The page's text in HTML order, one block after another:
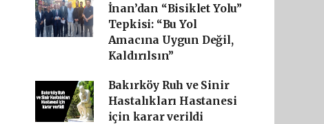
İnan’dan “Bisiklet Yolu”
Tepkisi: “Bu Yol
Amacına Uygun Değil,
Kaldırılsın”
Bakırköy Ruh ve Sinir
Hastalıkları Hastanesi
için karar verildi